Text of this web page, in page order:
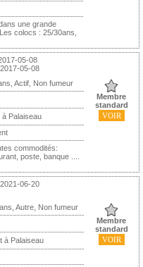
une grande
colocs : 25/30ans,
05-08
05-08
Actif, Non fumeur
Membre
standard
VOIR
Palaiseau
commodités:
poste, banque ....
06-20
Autre, Non fumeur
Membre
standard
VOIR
à Palaiseau